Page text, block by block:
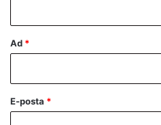
Ad *
E-posta *